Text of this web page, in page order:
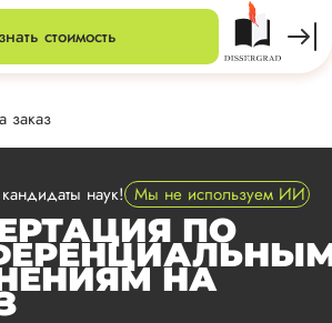
стоимость
заказ
наук! Мы не используем ИИ
ПО
НА